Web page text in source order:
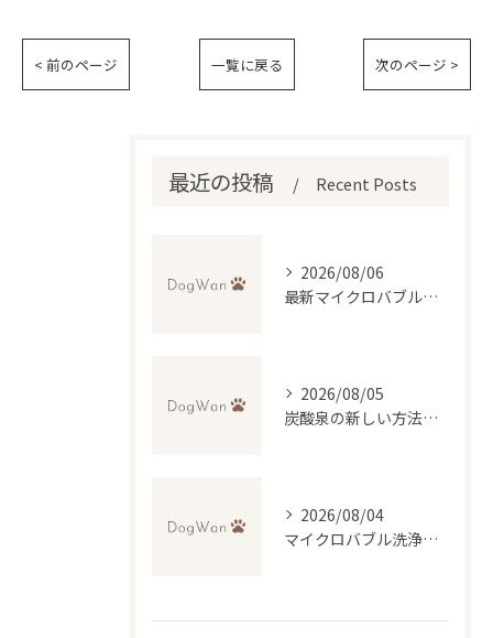
< 前のページ 一覧に戻る 次のページ >
最近の投稿 Recent Posts
2026/08/06
最新マイクロバブル技術で理想のふわふわ仕上げを実現するトリミング法
2026/08/05
炭酸泉の新しい方法で自宅再現と効果・デメリットを徹底比較
2026/08/04
マイクロバブル洗浄が叶える低刺激トリミングの魅力